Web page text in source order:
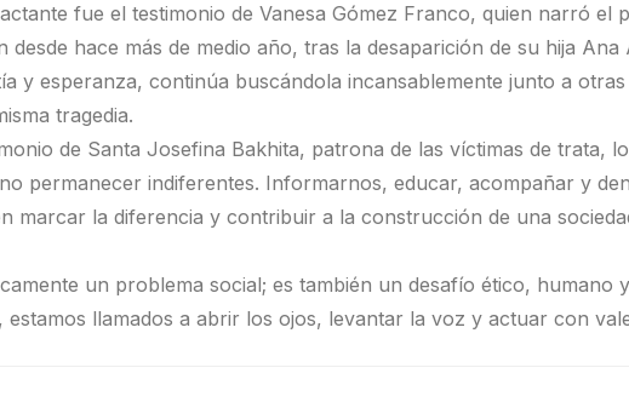
fue el testimonio de Vanesa Gómez Franco, quien narró el
desde hace más de medio año, tras la desaparición de su hija Ana
y esperanza, continúa buscándola incansablemente junto a otras
tragedia.
de Santa Josefina Bakhita, patrona de las víctimas de trata,
permanecer indiferentes. Informarnos, educar, acompañar y
marcar la diferencia y contribuir a la construcción de una
un problema social; es también un desafío ético, humano
estamos llamados a abrir los ojos, levantar la voz y actuar con